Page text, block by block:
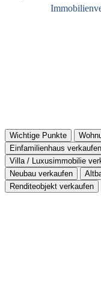
Wichtige Punkte
Einfamilienhaus verkaufen
Villa / Luxusimmobilie
Neubau verkaufen
Renditeobjekt verkaufen